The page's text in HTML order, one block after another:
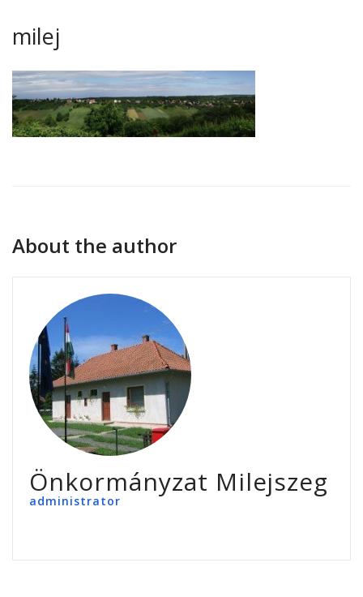
milej
About the author
Önkormányzat Milejszeg
administrator